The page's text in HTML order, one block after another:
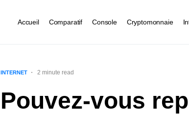
Accueil Comparatif Console Cryptomonnaie
INTERNET 2 minute read
Pouvez-vous